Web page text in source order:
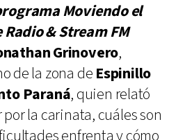
Moviendo el
& Stream FM
Grinovero,
de la zona de Espinillo
Paraná, quien relató
la carinata, cuáles son
enfrenta y cómo